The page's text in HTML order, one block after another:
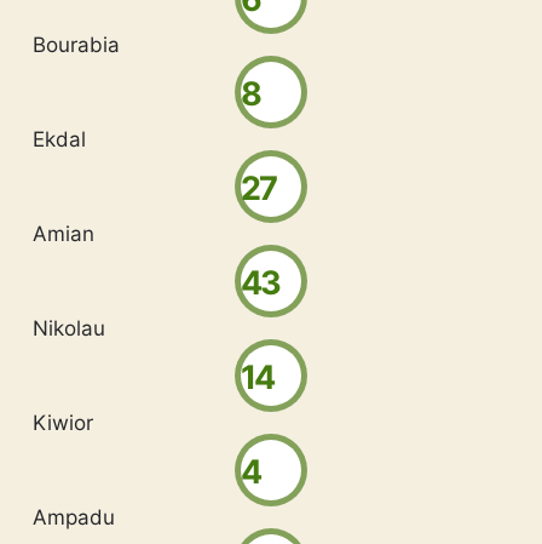
Bourabia
8
Ekdal
27
Amian
43
Nikolau
14
Kiwior
4
Ampadu